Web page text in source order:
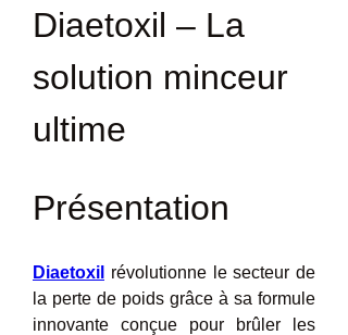
Diaetoxil – La
solution minceur
ultime
Présentation
Diaetoxil
révolutionne le secteur de
la perte de poids grâce à sa formule
innovante conçue pour brûler les